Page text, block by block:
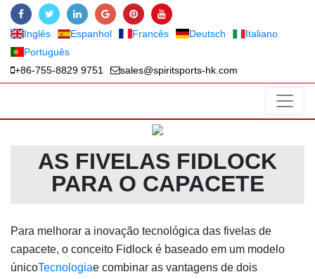
Inglês Espanhol Francês Deutsch
Italiano
Português
+86-755-8829 9751
sales@spiritsports-hk.com
AS FIVELAS FIDLOCK
PARA O CAPACETE
Para melhorar a inovação tecnológica das fivelas de
capacete, o conceito Fidlock é baseado em um modelo
únicoTecnologiae combinar as vantagens de dois